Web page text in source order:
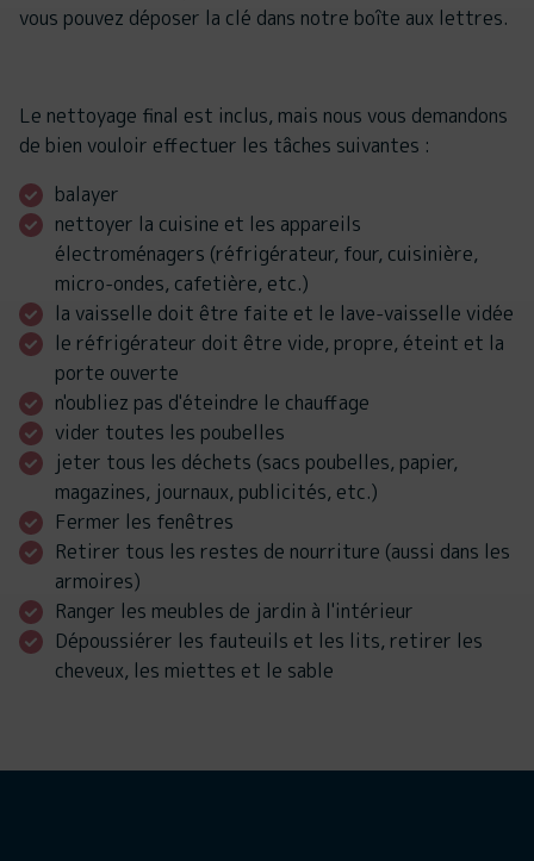
vous pouvez déposer la clé dans notre boîte aux lettres.
Le nettoyage final est inclus, mais nous vous demandons
de bien vouloir effectuer les tâches suivantes :
balayer
nettoyer la cuisine et les appareils
électroménagers (réfrigérateur, four, cuisinière,
micro-ondes, cafetière, etc.)
la vaisselle doit être faite et le lave-vaisselle vidée
le réfrigérateur doit être vide, propre, éteint et la
porte ouverte
n'oubliez pas d'éteindre le chauffage
vider toutes les poubelles
jeter tous les déchets (sacs poubelles, papier,
magazines, journaux, publicités, etc.)
Fermer les fenêtres
Retirer tous les restes de nourriture (aussi dans les
armoires)
Ranger les meubles de jardin à l'intérieur
Dépoussiérer les fauteuils et les lits, retirer les
cheveux, les miettes et le sable